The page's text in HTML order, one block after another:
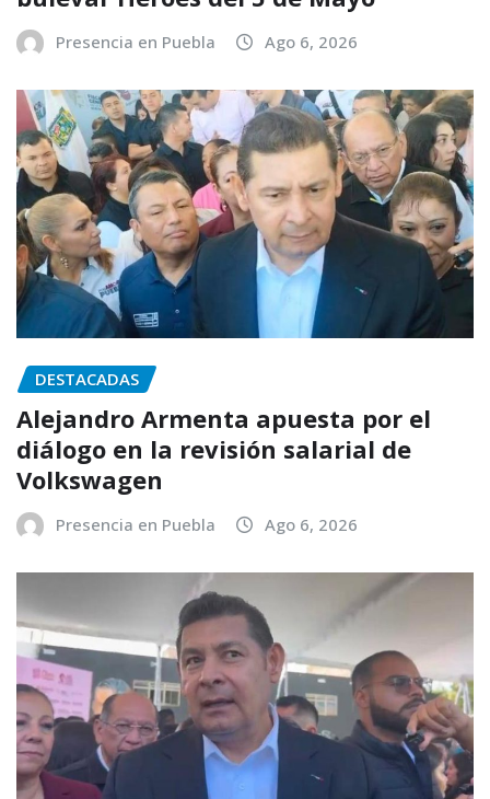
Presencia en Puebla Ago 6, 2026
DESTACADAS
Alejandro Armenta apuesta por el
diálogo en la revisión salarial de
Volkswagen
Presencia en Puebla Ago 6, 2026